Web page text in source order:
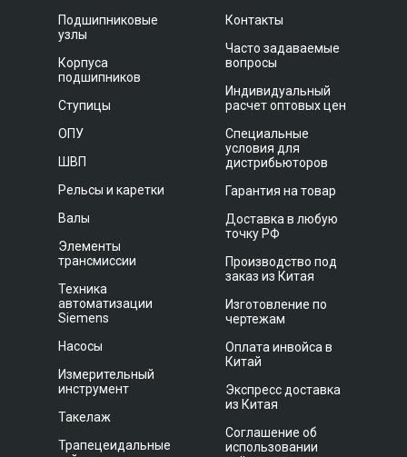
Подшипниковые
узлы
Корпуса
подшипников
Ступицы
ОПУ
ШВП
Рельсы и каретки
Валы
Элементы
трансмиссии
Техника
автоматизации
Siemens
Насосы
Измерительный
инструмент
Такелаж
Трапецеидальные
Контакты
Часто задаваемые
вопросы
Индивидуальный
расчет оптовых цен
Специальные
условия для
дистрибьюторов
Гарантия на товар
Доставка в любую
точку РФ
Производство под
заказ из Китая
Изготовление по
чертежам
Оплата инвойса в
Китай
Экспресс доставка
из Китая
Соглашение об
использовании